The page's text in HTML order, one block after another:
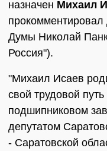
назначен Михаил
прокомментировал
Думы Николай
Россия").
"Михаил Исаев
свой трудовой
подшипниковом
депутатом
- Саратовской